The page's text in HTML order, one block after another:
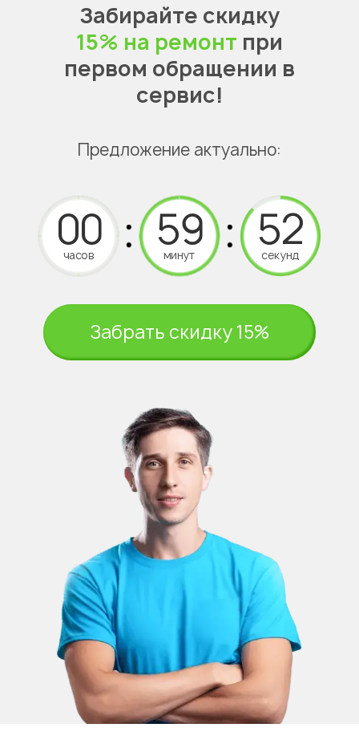
Забирайте скидку
15% на ремонт при
первом обращении в
сервис!
Предложение актуально:
часов минут секунд
Забрать скидку 15%